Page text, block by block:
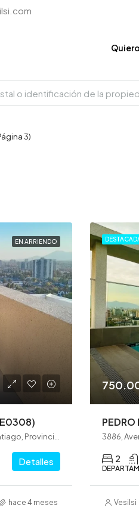
3)
EN ARRIENDO
460, Santa Elisa, Lo Ovalle, La Cisterna, Santiago, Provincia de Santiago, Región Metropolitana de Santiago, 7980008, Chile
Detalles
hace 4 meses
2
Vesilsi